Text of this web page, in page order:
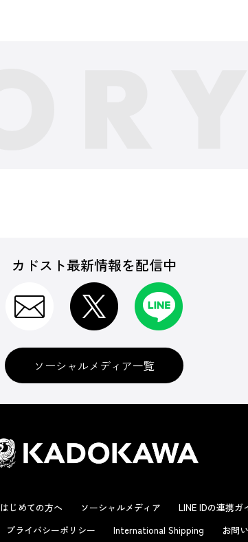
カドスト最新情報を配信中
ソーシャルメディア一覧
はじめての方へ ソーシャルメディア LINE IDの連携ガ
プライバシーポリシー International Shipping お問